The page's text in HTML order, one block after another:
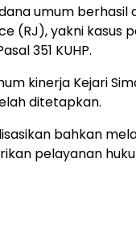
umum berhasil
(RJ), yakni kasus
351 KUHP.
kinerja Kejari
ditetapkan.
bahkan
pelayanan